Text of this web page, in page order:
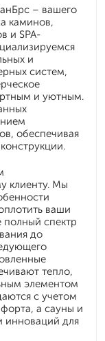
– вашего
каминов,
и SPA-
и
систем,
и уютным.
обеспечивая
клиенту. Мы
ваши
полный спектр
до
тепло,
элементом
с учетом
а сауны и
для